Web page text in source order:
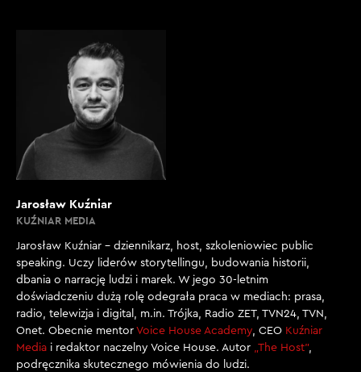
Jarosław Kuźniar
KUŹNIAR MEDIA
Jarosław Kuźniar – dziennikarz, host, szkoleniowiec public
speaking. Uczy liderów storytellingu, budowania historii,
dbania o narrację ludzi i marek. W jego 30-letnim
doświadczeniu dużą rolę odegrała praca w mediach: prasa,
radio, telewizja i digital, m.in. Trójka, Radio ZET, TVN24, TVN,
Onet. Obecnie mentor Voice House Academy, CEO Kuźniar
Media i redaktor naczelny Voice House. Autor „The Host”,
podręcznika skutecznego mówienia do ludzi.